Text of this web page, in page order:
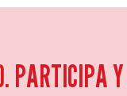
PARTICIPA